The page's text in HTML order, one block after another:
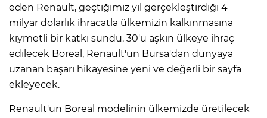
eden Renault, geçtiğimiz yıl gerçekleştirdiği 4
milyar dolarlık ihracatla ülkemizin kalkınmasına
kıymetli bir katkı sundu. 30'u aşkın ülkeye ihraç
edilecek Boreal, Renault'un Bursa'dan dünyaya
uzanan başarı hikayesine yeni ve değerli bir sayfa
ekleyecek.
Renault'un Boreal modelinin ülkemizde üretilecek